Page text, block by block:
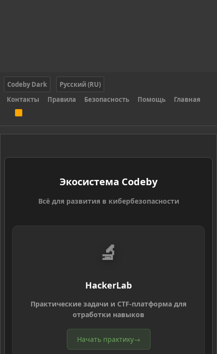
Codeby Dark
Русский (RU)
Контакты
Правила Безопасность Помощь Главная
S
Экосистема Codeby
Всё для развития в кибербезопасности
🔬
HackerLab
Практические задачи и CTF-платформа для
отработки навыков
Начать практику→